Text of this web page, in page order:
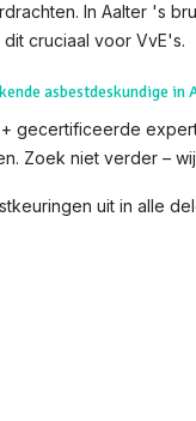
In Aalter 's
cruciaal voor VvE's.
asbestdeskundige in
gecertificeerde
Zoek niet verder –
uit in alle